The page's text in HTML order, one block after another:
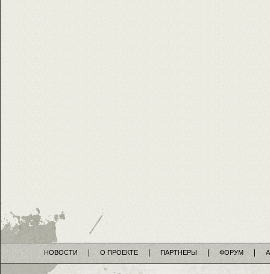
НОВОСТИ О ПРОЕКТЕ ПАРТНЕРЫ ФОРУМ